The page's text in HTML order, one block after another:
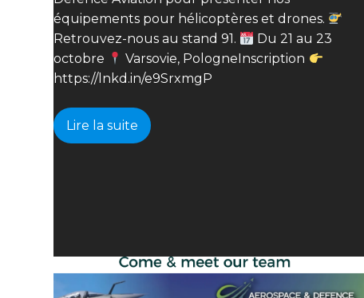
équipements pour hélicoptères et drones.
Retrouvez-nous au stand 91.
Du 21 au 23
octobre
Varsovie, PologneInscription
https://lnkd.in/e9SrxmgP
Lire la suite